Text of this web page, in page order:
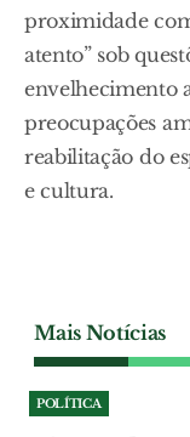
proximidade
atento” sob
envelhecimento
preocupações
reabilitação do
e cultura.
Mais Notícias
POLÍTICA